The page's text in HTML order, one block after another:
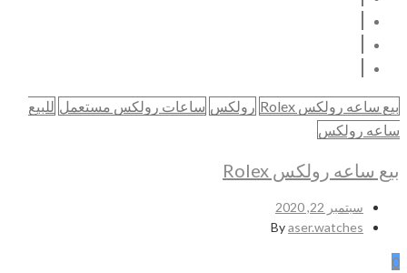
بيع ساعه رولكس Rolex رولكس ساعات رولكس مستعمل للبيع
ساعه رولكس
بيع ساعه رولكس Rolex
سبتمبر 22, 2020
Byaser.watches
0